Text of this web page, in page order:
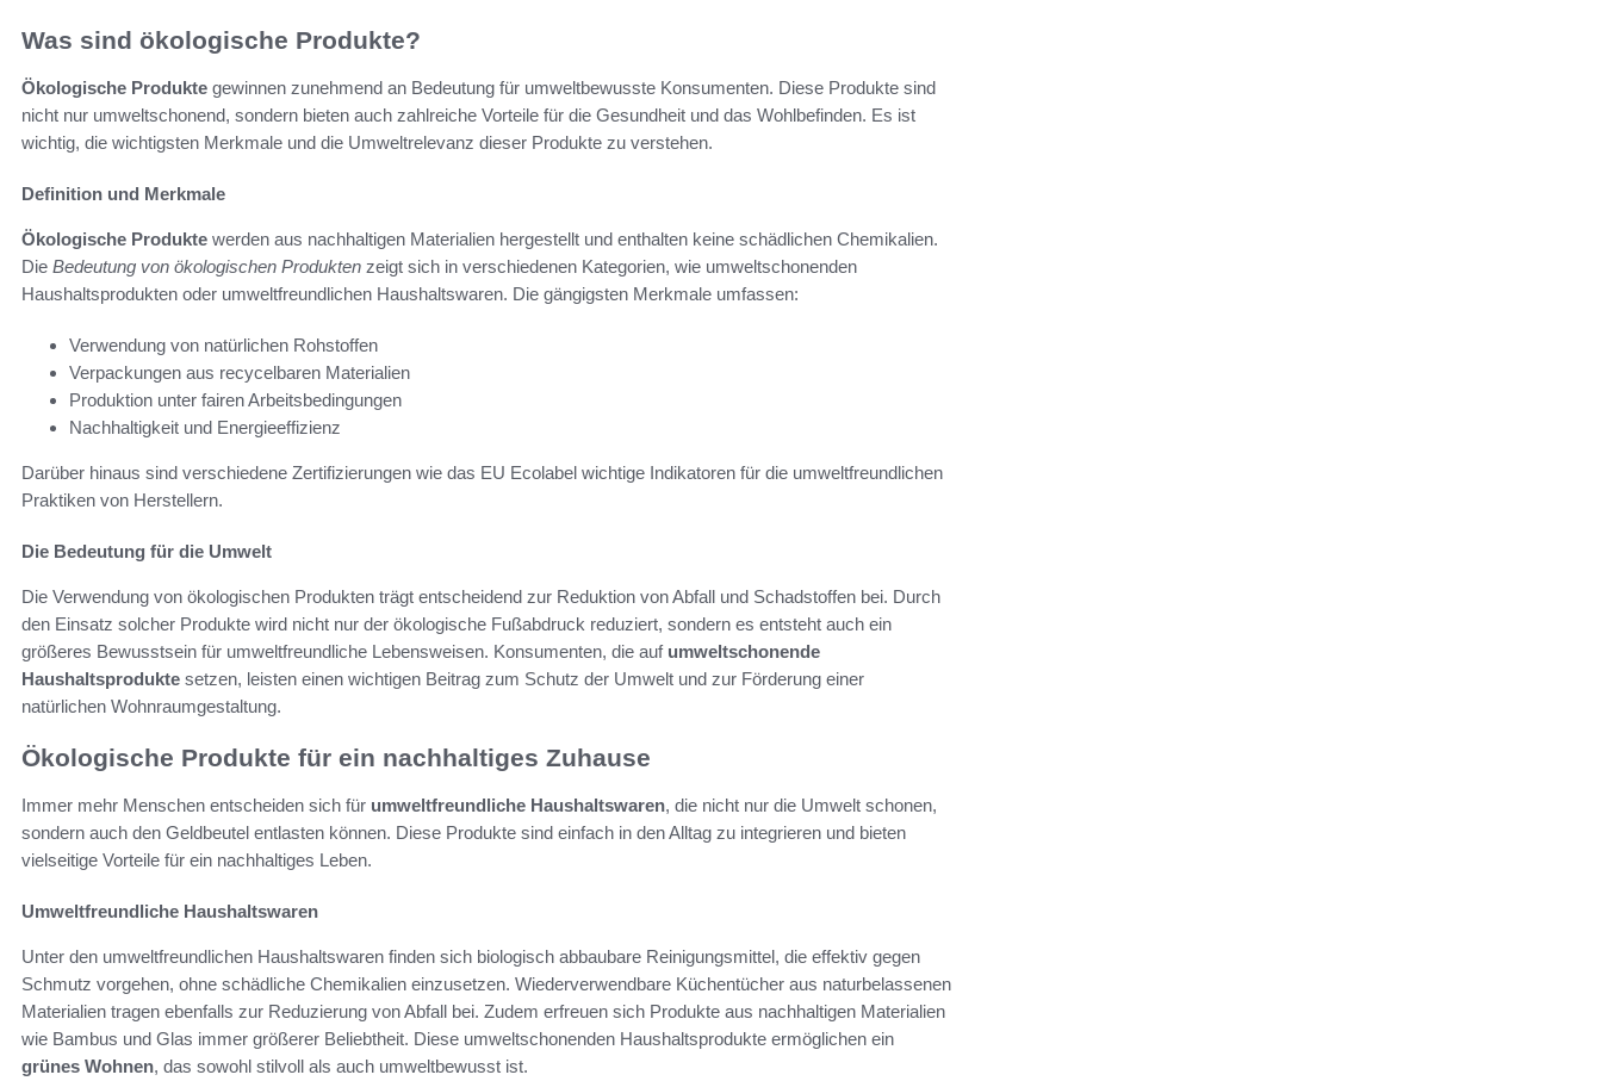
Was sind ökologische Produkte?
Ökologische Produkte gewinnen zunehmend an Bedeutung für umweltbewusste Konsumenten. Diese Produkte sind
nicht nur umweltschonend, sondern bieten auch zahlreiche Vorteile für die Gesundheit und das Wohlbefinden. Es ist
wichtig, die wichtigsten Merkmale und die Umweltrelevanz dieser Produkte zu verstehen.
Definition und Merkmale
Ökologische Produkte werden aus nachhaltigen Materialien hergestellt und enthalten keine schädlichen Chemikalien.
Die Bedeutung von ökologischen Produkten zeigt sich in verschiedenen Kategorien, wie umweltschonenden
Haushaltsprodukten oder umweltfreundlichen Haushaltswaren. Die gängigsten Merkmale umfassen:
Verwendung von natürlichen Rohstoffen
Verpackungen aus recycelbaren Materialien
Produktion unter fairen Arbeitsbedingungen
Nachhaltigkeit und Energieeffizienz
Darüber hinaus sind verschiedene Zertifizierungen wie das EU Ecolabel wichtige Indikatoren für die umweltfreundlichen
Praktiken von Herstellern.
Die Bedeutung für die Umwelt
Die Verwendung von ökologischen Produkten trägt entscheidend zur Reduktion von Abfall und Schadstoffen bei. Durch
den Einsatz solcher Produkte wird nicht nur der ökologische Fußabdruck reduziert, sondern es entsteht auch ein
größeres Bewusstsein für umweltfreundliche Lebensweisen. Konsumenten, die auf umweltschonende
Haushaltsprodukte setzen, leisten einen wichtigen Beitrag zum Schutz der Umwelt und zur Förderung einer
natürlichen Wohnraumgestaltung.
Ökologische Produkte für ein nachhaltiges Zuhause
Immer mehr Menschen entscheiden sich für umweltfreundliche Haushaltswaren, die nicht nur die Umwelt schonen,
sondern auch den Geldbeutel entlasten können. Diese Produkte sind einfach in den Alltag zu integrieren und bieten
vielseitige Vorteile für ein nachhaltiges Leben.
Umweltfreundliche Haushaltswaren
Unter den umweltfreundlichen Haushaltswaren finden sich biologisch abbaubare Reinigungsmittel, die effektiv gegen
Schmutz vorgehen, ohne schädliche Chemikalien einzusetzen. Wiederverwendbare Küchentücher aus naturbelassenen
Materialien tragen ebenfalls zur Reduzierung von Abfall bei. Zudem erfreuen sich Produkte aus nachhaltigen Materialien
wie Bambus und Glas immer größerer Beliebtheit. Diese umweltschonenden Haushaltsprodukte ermöglichen ein
grünes Wohnen, das sowohl stilvoll als auch umweltbewusst ist.